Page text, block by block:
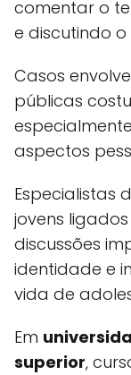
comentar o
e discutindo
Casos
públicas
aspectos
Especialistas
jovens
discussões
identidade e
vida de
Em
superior,